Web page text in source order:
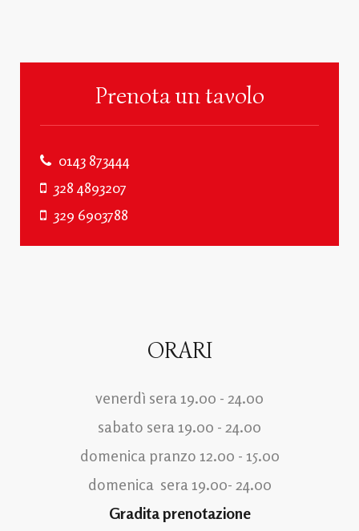
Prenota un tavolo
0143 873444
328 4893207
329 6903788
ORARI
venerdì sera 19.00 - 24.00
sabato sera 19.00 - 24.00
domenica pranzo 12.00 - 15.00
domenica sera 19.00- 24.00
Gradita prenotazione